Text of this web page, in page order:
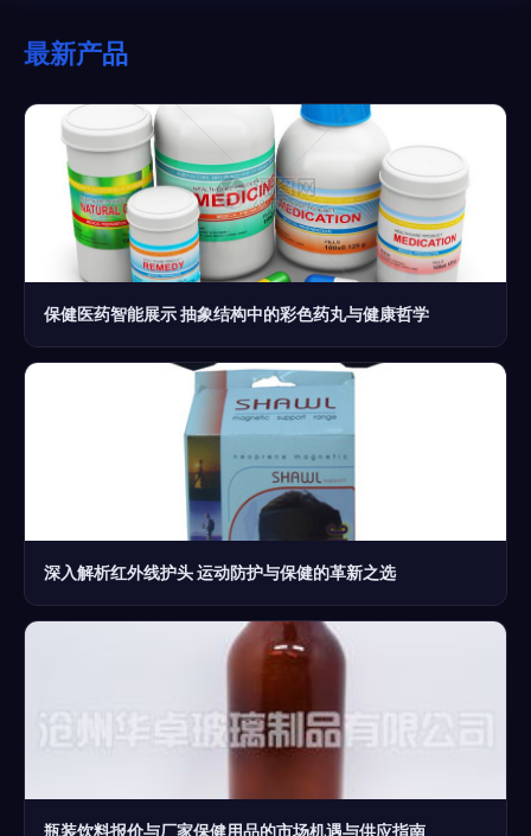
最新产品
保健医药智能展示 抽象结构中的彩色药丸与健康哲学
深入解析红外线护头 运动防护与保健的革新之选
瓶装饮料报价与厂家保健用品的市场机遇与供应指南